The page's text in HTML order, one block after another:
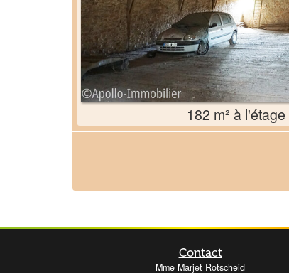
182 m² à
Contact
Mme Marjet Rotscheid